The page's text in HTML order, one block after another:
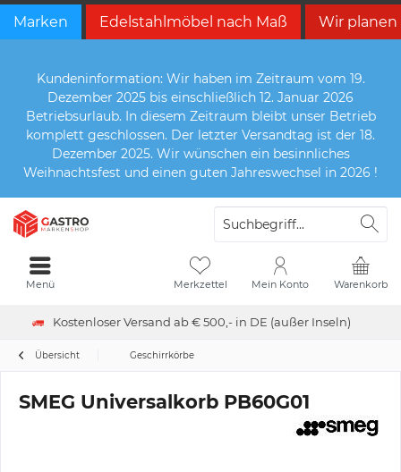
Marken Edelstahlmöbel nach Maß Wir planen
Kundeninformation: Wir haben im Zeitraum vom 19.
Dezember 2025 bis einschließlich 12. Januar 2026
Betriebsurlaub. In diesem Zeitraum bleibt unser Betrieb
komplett geschlossen. Der letzter Versandtag ist der 18.
Dezember 2025. Wir wünschen ein besinnliches
Weihnachtsfest und einen guten Jahreswechsel in 2026 !
Kostenloser Versand ab € 500,- in DE (außer Inseln)
Warenkorb
Merkzettel Mein Konto
Menü
Übersicht Geschirrkörbe
SMEG Universalkorb PB60G01